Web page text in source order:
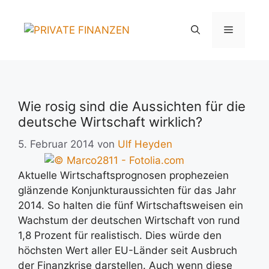
Inhalt
springen
Menü
Wie rosig sind die Aussichten für die
deutsche Wirtschaft wirklich?
5. Februar 2014 von Ulf Heyden
Aktuelle Wirtschaftsprognosen prophezeien
glänzende Konjunkturaussichten für das Jahr
2014. So halten die fünf Wirtschaftsweisen ein
Wachstum der deutschen Wirtschaft von rund
1,8 Prozent für realistisch. Dies würde den
höchsten Wert aller EU-Länder seit Ausbruch
der Finanzkrise darstellen. Auch wenn diese